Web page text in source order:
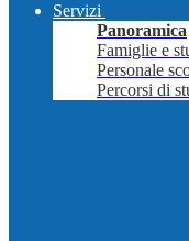
Servizi
Panoramica
Famiglie e
Personale
Percorsi di